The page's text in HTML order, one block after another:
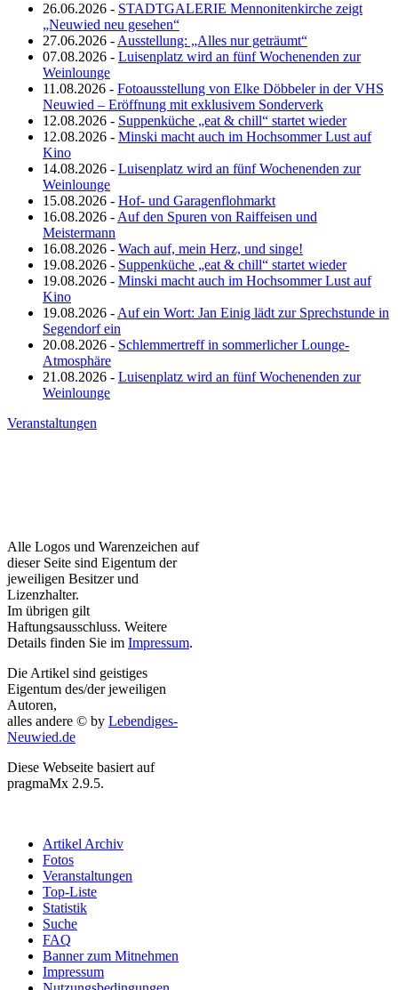
26.06.2026 - STADTGALERIE Mennonitenkirche zeigt
„Neuwied neu gesehen“
27.06.2026 - Ausstellung: „Alles nur geträumt“
07.08.2026 - Luisenplatz wird an fünf Wochenenden zur
Weinlounge
11.08.2026 - Fotoausstellung von Elke Döbbeler in der VHS
Neuwied – Eröffnung mit exklusivem Sonderverk
12.08.2026 - Suppenküche „eat & chill“ startet wieder
12.08.2026 - Minski macht auch im Hochsommer Lust auf
Kino
14.08.2026 - Luisenplatz wird an fünf Wochenenden zur
Weinlounge
15.08.2026 - Hof- und Garagenflohmarkt
16.08.2026 - Auf den Spuren von Raiffeisen und
Meistermann
16.08.2026 - Wach auf, mein Herz, und singe!
19.08.2026 - Suppenküche „eat & chill“ startet wieder
19.08.2026 - Minski macht auch im Hochsommer Lust auf
Kino
19.08.2026 - Auf ein Wort: Jan Einig lädt zur Sprechstunde in
Segendorf ein
20.08.2026 - Schlemmertreff in sommerlicher Lounge-
Atmosphäre
21.08.2026 - Luisenplatz wird an fünf Wochenenden zur
Weinlounge
Veranstaltungen
Alle Logos und Warenzeichen auf
dieser Seite sind Eigentum der
jeweiligen Besitzer und
Lizenzhalter.
Im übrigen gilt
Haftungsausschluss. Weitere
Details finden Sie im Impressum.
Die Artikel sind geistiges
Eigentum des/der jeweiligen
Autoren,
alles andere © by Lebendiges-
Neuwied.de
Diese Webseite basiert auf
pragmaMx 2.9.5.
Artikel Archiv
Fotos
Veranstaltungen
Top-Liste
Statistik
Suche
FAQ
Banner zum Mitnehmen
Impressum